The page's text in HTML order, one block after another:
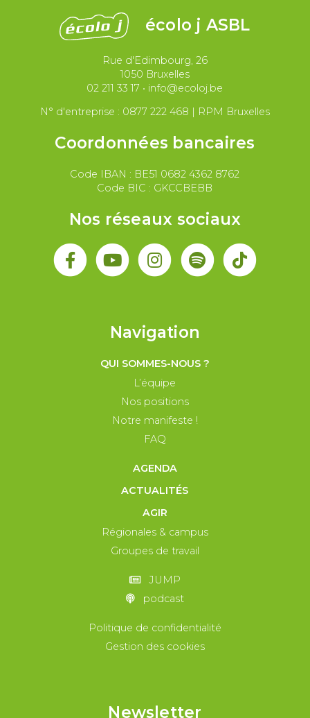
Justice et violences policières
Migrations et asile
Paix et droit international
écolo j ASBL
Rue d'Edimbourg, 26
1050 Bruxelles
02 211 33 17 • info@ecoloj.be
N° d'entreprise : 0877 222 468 | RPM Bruxelles
Coordonnées bancaires
Code IBAN : BE51 0682 4362 8762
Code BIC : GKCCBEBB
Nos réseaux sociaux
Navigation
QUI SOMMES-NOUS ?
L’équipe
Nos positions
Notre manifeste !
FAQ
AGENDA
ACTUALITÉS
AGIR
Régionales & campus
Groupes de travail
JUMP
podcast
Politique de confidentialité
Gestion des cookies
Newsletter